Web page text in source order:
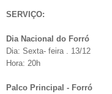
SERVIÇO:
Dia Nacional do Forró
Dia: Sexta- feira . 13/12
Hora: 20h
Palco Principal - Forró